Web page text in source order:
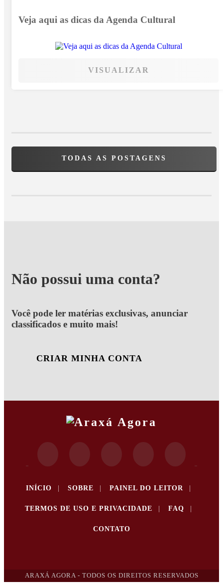
Veja aqui as dicas da Agenda Cultural
VISUALIZAR
TODAS AS POSTAGENS
Não possui uma conta?
Você pode ler matérias exclusivas, anunciar
classificados e muito mais!
CRIAR MINHA CONTA
INÍCIO | SOBRE | PAINEL DO LEITOR |
TERMOS DE USO E PRIVACIDADE | FAQ |
CONTATO
ARAXÁ AGORA - TODOS OS DIREITOS RESERVADOS